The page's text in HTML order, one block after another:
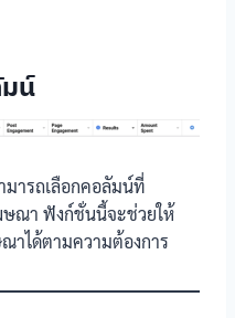
น์
ารถเลือกคอลัมน์ที่
ษณา ฟังก์ชั่นนี้จะช่วยให้
าได้ตามความต้องการ